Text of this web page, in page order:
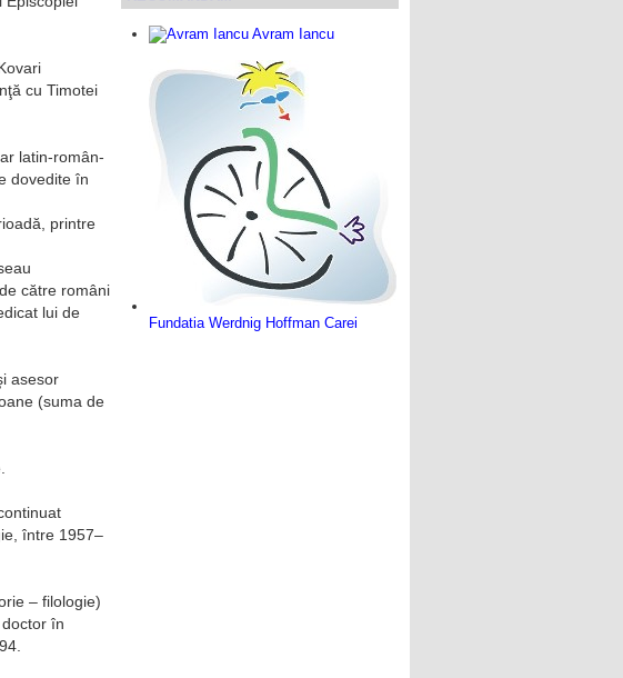
cu Timotei
latin-român-
dovedite în
printre
către români
lui de
asesor
(suma de
între 1957–
– filologie)
în
Avram Iancu
Fundatia Werdnig Hoffman Carei